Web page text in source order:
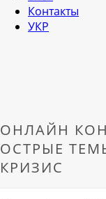
Контакты
УКР
ОНЛАЙН
ОСТРЫЕ
КРИЗИС